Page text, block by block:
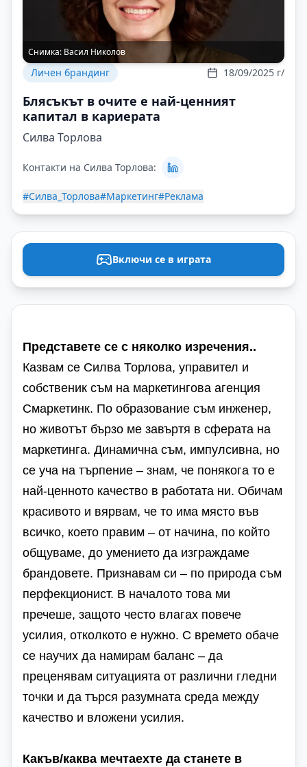
Снимка: Васил Николов
Личен брандинг 18/09/2025 г/
Блясъкът в очите е най-ценният
капитал в кариерата
Силва Торлова
Контакти на Силва Торлова:
#Силва_Торлова#Маркетинг#Реклама
Включи се в играта
Представете се с няколко изречения..
Казвам се Силва Торлова, управител и
собственик съм на маркетингова агенция
Смаркетинк. По образование съм инженер,
но животът бързо ме завъртя в сферата на
маркетинга. Динамична съм, импулсивна, но
се уча на търпение – знам, че понякога то е
най-ценното качество в работата ни. Обичам
красивото и вярвам, че то има място във
всичко, което правим – от начина, по който
общуваме, до умението да изграждаме
брандовете. Признавам си – по природа съм
перфекционист. В началото това ми
пречеше, защото често влагах повече
усилия, отколкото е нужно. С времето обаче
се научих да намирам баланс – да
преценявам ситуацията от различни гледни
точки и да търся разумната среда между
качество и вложени усилия.
Какъв/каква мечтаехте да станете в